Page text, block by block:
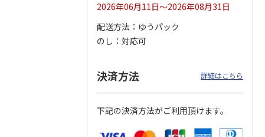
【グリーティング切
円…
4.8（11）
5,500円
4.6（7）
11,000円
2026年06月11日～2026年08月31日
配送方法
ゆうパック
のし
対応可
決済方法 詳細はこちら
下記の決済方法がご利用頂けます。